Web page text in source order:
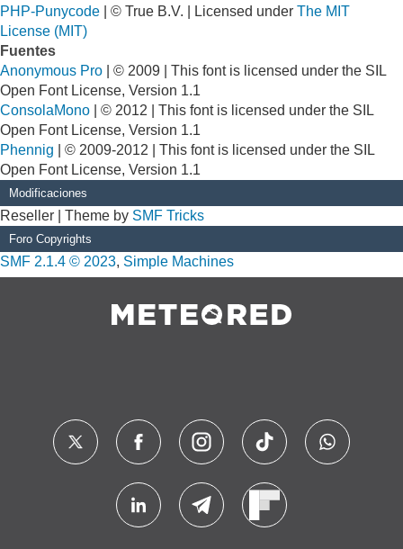
PHP-Punycode | © True B.V. | Licensed under The MIT
License (MIT)
Fuentes
Anonymous Pro | © 2009 | This font is licensed under the SIL
Open Font License, Version 1.1
ConsolaMono | © 2012 | This font is licensed under the SIL
Open Font License, Version 1.1
Phennig | © 2009-2012 | This font is licensed under the SIL
Open Font License, Version 1.1
Modificaciones
Reseller | Theme by SMF Tricks
Foro Copyrights
SMF 2.1.4 © 2023, Simple Machines